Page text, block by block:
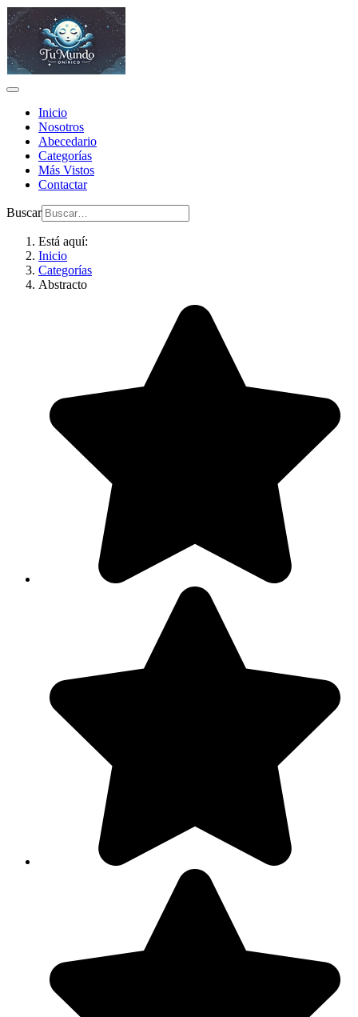
Inicio
Nosotros
Abecedario
Categorías
Más Vistos
Contactar
Buscar
Está aquí:
Inicio
Categorías
Abstracto